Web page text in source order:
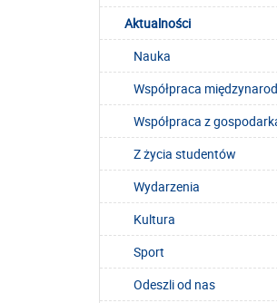
Aktualności
Nauka
Współpraca
Współpraca z
Z życia studentów
Wydarzenia
Kultura
Sport
Odeszli od nas